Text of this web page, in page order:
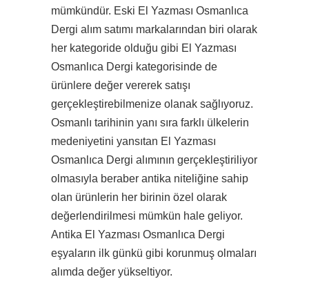
mümkündür. Eski El Yazması Osmanlıca
Dergi alım satımı markalarından biri olarak
her kategoride olduğu gibi El Yazması
Osmanlıca Dergi kategorisinde de
ürünlere değer vererek satışı
gerçekleştirebilmenize olanak sağlıyoruz.
Osmanlı tarihinin yanı sıra farklı ülkelerin
medeniyetini yansıtan El Yazması
Osmanlıca Dergi alımının gerçekleştiriliyor
olmasıyla beraber antika niteliğine sahip
olan ürünlerin her birinin özel olarak
değerlendirilmesi mümkün hale geliyor.
Antika El Yazması Osmanlıca Dergi
eşyaların ilk günkü gibi korunmuş olmaları
alımda değer yükseltiyor.